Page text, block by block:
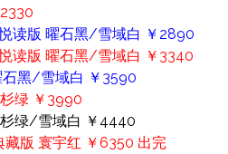
读版 曜石黑/雪域白 ￥2890
读版 曜石黑/雪域白 ￥3340
石黑/雪域白 ￥3590
绿 ￥3990
杉绿/雪域白 ￥4440
藏版 寰宇红 ￥6350 出完